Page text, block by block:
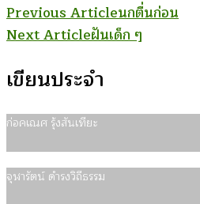
Post
Navigation
Previous Articleนกตื่นก่อน
Next Articleฝันเด็ก ๆ
เขียนประจำ
ก่อคเณศ รุ้งสันเทียะ
จุฬารัตน์ ดำรงวิถีธรรม